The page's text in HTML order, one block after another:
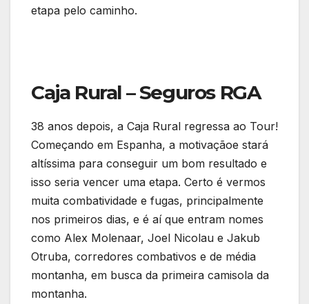
etapa pelo caminho.
Caja Rural – Seguros RGA
38 anos depois, a Caja Rural regressa ao Tour!
Começando em Espanha, a motivaçãoe stará
altíssima para conseguir um bom resultado e
isso seria vencer uma etapa. Certo é vermos
muita combatividade e fugas, principalmente
nos primeiros dias, e é aí que entram nomes
como Alex Molenaar, Joel Nicolau e Jakub
Otruba, corredores combativos e de média
montanha, em busca da primeira camisola da
montanha.